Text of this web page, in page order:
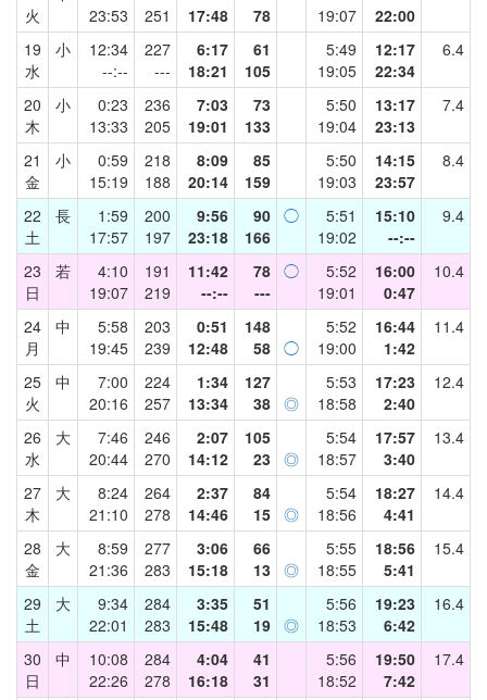
火
23:53
251
17:48
78
19:07
22:00
19
水
小
12:34
--:--
227
---
6:17
18:21
61
105
5:49
19:05
12:17
22:34
6.4
20
木
小
0:23
13:33
236
205
7:03
19:01
73
133
5:50
19:04
13:17
23:13
7.4
21
金
小
0:59
15:19
218
188
8:09
20:14
85
159
5:50
19:03
14:15
23:57
8.4
22
土
長
1:59
17:57
200
197
9:56
23:18
90
166
◯
5:51
19:02
15:10
--:--
9.4
23
日
若
4:10
19:07
191
219
11:42
--:--
78
---
◯
5:52
19:01
16:00
0:47
10.4
24
月
中
5:58
19:45
203
239
0:51
12:48
148
58 ◯
5:52
19:00
16:44
1:42
11.4
25
火
中
7:00
20:16
224
257
1:34
13:34
127
38 ◎
5:53
18:58
17:23
2:40
12.4
26
水
大
7:46
20:44
246
270
2:07
14:12
105
23 ◎
5:54
18:57
17:57
3:40
13.4
27
木
大
8:24
21:10
264
278
2:37
14:46
84
15 ◎
5:54
18:56
18:27
4:41
14.4
28
金
大
8:59
21:36
277
283
3:06
15:18
66
13 ◎
5:55
18:55
18:56
5:41
15.4
29
土
大
9:34
22:01
284
283
3:35
15:48
51
19 ◎
5:56
18:53
19:23
6:42
16.4
30
日
中
10:08
22:26
284
278
4:04
16:18
41
31
5:56
18:52
19:50
7:42
17.4